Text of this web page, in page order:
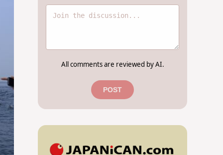
All comments are reviewed by AI.
POST